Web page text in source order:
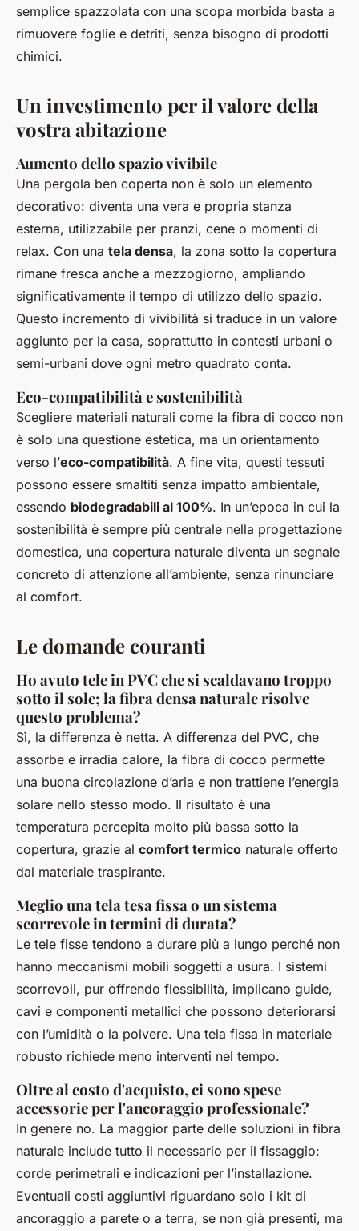
semplice spazzolata con una scopa morbida basta a
rimuovere foglie e detriti, senza bisogno di prodotti
chimici.
Un investimento per il valore della
vostra abitazione
Aumento dello spazio vivibile
Una pergola ben coperta non è solo un elemento
decorativo: diventa una vera e propria stanza
esterna, utilizzabile per pranzi, cene o momenti di
relax. Con una tela densa, la zona sotto la copertura
rimane fresca anche a mezzogiorno, ampliando
significativamente il tempo di utilizzo dello spazio.
Questo incremento di vivibilità si traduce in un valore
aggiunto per la casa, soprattutto in contesti urbani o
semi-urbani dove ogni metro quadrato conta.
Eco-compatibilità e sostenibilità
Scegliere materiali naturali come la fibra di cocco non
è solo una questione estetica, ma un orientamento
verso l’eco-compatibilità. A fine vita, questi tessuti
possono essere smaltiti senza impatto ambientale,
essendo biodegradabili al 100%. In un’epoca in cui la
sostenibilità è sempre più centrale nella progettazione
domestica, una copertura naturale diventa un segnale
concreto di attenzione all’ambiente, senza rinunciare
al comfort.
Le domande couranti
Ho avuto tele in PVC che si scaldavano troppo
sotto il sole; la fibra densa naturale risolve
questo problema?
Sì, la differenza è netta. A differenza del PVC, che
assorbe e irradia calore, la fibra di cocco permette
una buona circolazione d’aria e non trattiene l’energia
solare nello stesso modo. Il risultato è una
temperatura percepita molto più bassa sotto la
copertura, grazie al comfort termico naturale offerto
dal materiale traspirante.
Meglio una tela tesa fissa o un sistema
scorrevole in termini di durata?
Le tele fisse tendono a durare più a lungo perché non
hanno meccanismi mobili soggetti a usura. I sistemi
scorrevoli, pur offrendo flessibilità, implicano guide,
cavi e componenti metallici che possono deteriorarsi
con l’umidità o la polvere. Una tela fissa in materiale
robusto richiede meno interventi nel tempo.
Oltre al costo d'acquisto, ci sono spese
accessorie per l'ancoraggio professionale?
In genere no. La maggior parte delle soluzioni in fibra
naturale include tutto il necessario per il fissaggio:
corde perimetrali e indicazioni per l’installazione.
Eventuali costi aggiuntivi riguardano solo i kit di
ancoraggio a parete o a terra, se non già presenti, ma